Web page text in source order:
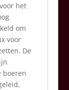
het
om
voor
De
boeren